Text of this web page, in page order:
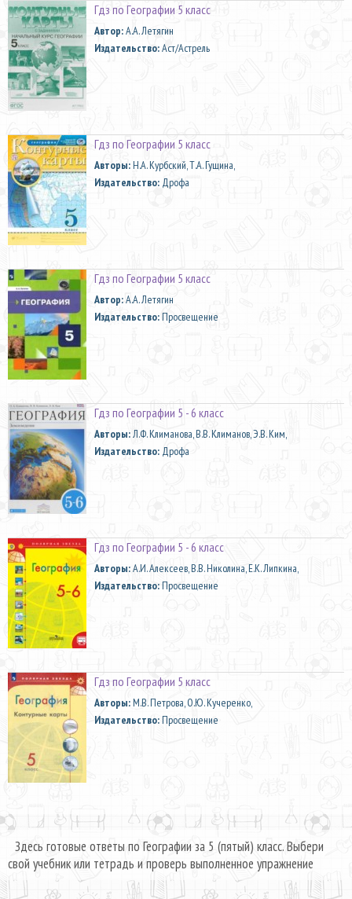
Гдз по Географии 5 класс
Автор:А.А. Летягин
Издательство:Аст/Астрель
Гдз по Географии 5 класс
Aвторы:Н.А. Курбский, Т.А. Гущина,
Издательство: Дрофа
Гдз по Географии 5 класс
Автор:А.А. Летягин
Издательство:Просвещение
Гдз по Географии 5 - 6 класс
Aвторы:Л.Ф. Климанова, В.В. Климанов, Э.В. Ким,
Издательство: Дрофа
Гдз по Географии 5 - 6 класс
Aвторы:А.И. Алексеев, В.В. Николина, Е.К. Липкина,
Издательство:Просвещение
Гдз по Географии 5 класс
Aвторы:М.В. Петрова, О.Ю. Кучеренко,
Издательство:Просвещение
Здесь готовые ответы по Географии за 5 (пятый) класс. Выбери
свой учебник или тетрадь и проверь выполненное упражнение